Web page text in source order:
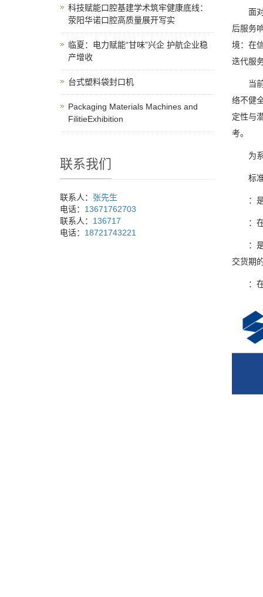
面对
后服务
境：在
迭代服
当前
络不健
定性与
考。
为系
标准
：是
：在
：是
交货期
：在
科技赋能口腔基建学术筑牢健康底线：
荥阳华诺口腔高质量展开写实
临夏：电力赋能“甘味”兴企 护航企业稳
产增收
台式塑料袋封口机
Packaging Materials Machines and
FilitieExhibition
联系我们
联系人： 张先生
电话： 13671762703
联系人： 136717
电话： 18721743221